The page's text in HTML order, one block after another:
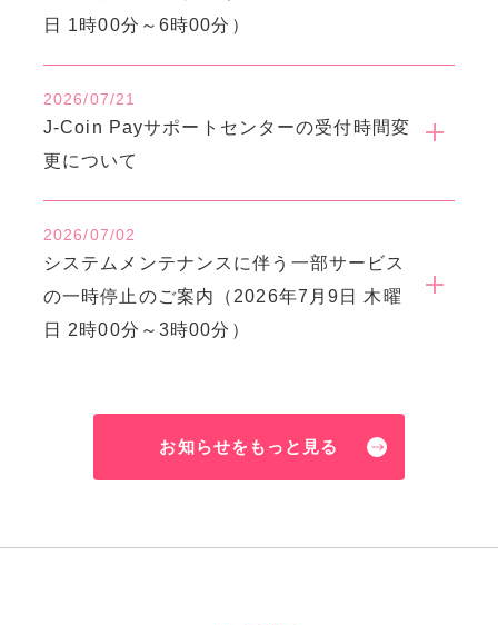
日 1時00分～6時00分）
2026/07/21
J-Coin Payサポートセンターの受付時間変
更について
2026/07/02
システムメンテナンスに伴う一部サービス
の一時停止のご案内（2026年7月9日 木曜
日 2時00分～3時00分）
お知らせをもっと見る